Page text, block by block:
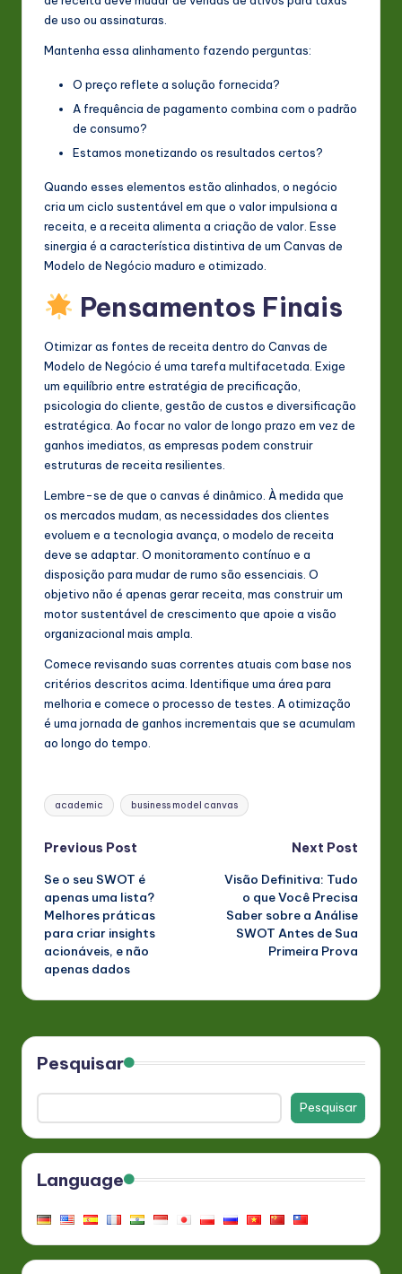
de uso ou assinaturas.
Mantenha essa alinhamento fazendo perguntas:
O preço reflete a solução fornecida?
A frequência de pagamento combina com o padrão
de consumo?
Estamos monetizando os resultados certos?
Quando esses elementos estão alinhados, o negócio
cria um ciclo sustentável em que o valor impulsiona a
receita, e a receita alimenta a criação de valor. Esse
sinergia é a característica distintiva de um Canvas de
Modelo de Negócio maduro e otimizado.
Pensamentos Finais
Otimizar as fontes de receita dentro do Canvas de
Modelo de Negócio é uma tarefa multifacetada. Exige
um equilíbrio entre estratégia de precificação,
psicologia do cliente, gestão de custos e diversificação
estratégica. Ao focar no valor de longo prazo em vez de
ganhos imediatos, as empresas podem construir
estruturas de receita resilientes.
Lembre-se de que o canvas é dinâmico. À medida que
os mercados mudam, as necessidades dos clientes
evoluem e a tecnologia avança, o modelo de receita
deve se adaptar. O monitoramento contínuo e a
disposição para mudar de rumo são essenciais. O
objetivo não é apenas gerar receita, mas construir um
motor sustentável de crescimento que apoie a visão
organizacional mais ampla.
Comece revisando suas correntes atuais com base nos
critérios descritos acima. Identifique uma área para
melhoria e comece o processo de testes. A otimização
é uma jornada de ganhos incrementais que se acumulam
ao longo do tempo.
Tags:
academic business model canvas
Post
navigation
Previous Post
Se o seu SWOT é
apenas uma lista?
Melhores práticas
para criar insights
acionáveis, e não
apenas dados
Next Post
Visão Definitiva: Tudo
o que Você Precisa
Saber sobre a Análise
SWOT Antes de Sua
Primeira Prova
Pesquisar
Pesquisar
Language